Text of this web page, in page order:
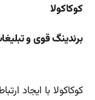
کوکاکولا
برندینگ قوی و
کوکاکولا با ایجاد